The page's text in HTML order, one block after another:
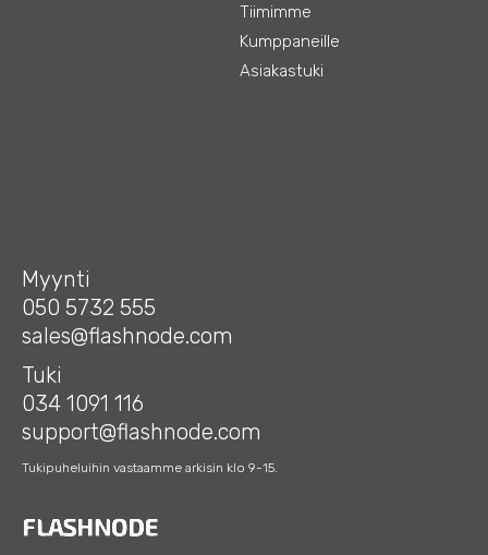
Tiimimme
Kumppaneille
Asiakastuki
Myynti
050 5732 555
sales@flashnode.com
Tuki
034 1091 116
support@flashnode.com
Tukipuheluihin vastaamme arkisin klo 9-15.